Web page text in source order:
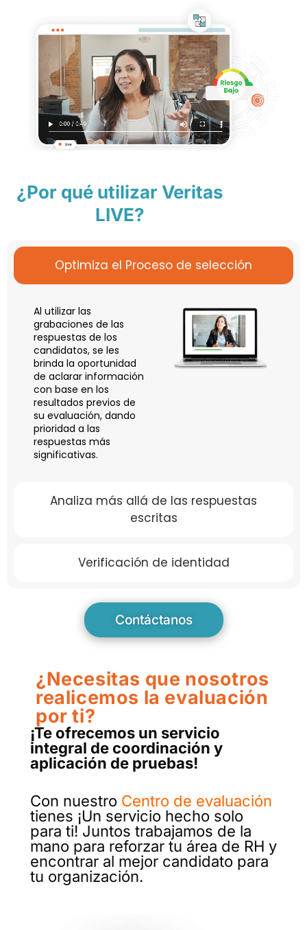
¿Por qué utilizar Veritas
LIVE?
Optimiza el Proceso de selección
Analiza más allá de las respuestas
escritas
Verificación de identidad
Al utilizar las
grabaciones de las
respuestas de los
candidatos, se les
brinda la oportunidad
de aclarar información
con base en los
resultados previos de
su evaluación, dando
prioridad a las
respuestas más
significativas.
Contáctanos
¿Necesitas que nosotros
realicemos la evaluación
por ti?
¡Te ofrecemos un servicio
integral de coordinación y
aplicación de pruebas!
Con nuestro Centro de evaluación
tienes ¡Un servicio hecho solo
para ti! Juntos trabajamos de la
mano para reforzar tu área de RH y
encontrar al mejor candidato para
tu organización.